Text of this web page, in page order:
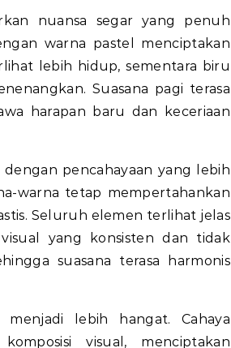
nuansa segar yang penuh
warna pastel menciptakan
lebih hidup, sementara biru
Suasana pagi terasa
harapan baru dan keceriaan
dengan pencahayaan yang lebih
warna tetap mempertahankan
Seluruh elemen terlihat jelas
yang konsisten dan tidak
suasana terasa harmonis
lebih hangat. Cahaya
visual, menciptakan